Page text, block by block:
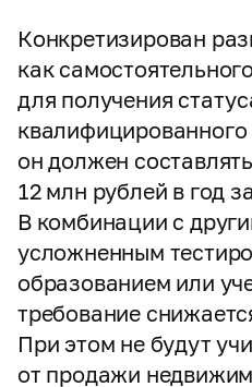
Конкретизирован
как
для получения
квалифицированного
он должен
12 млн рублей в год
В комбинации с
усложненным
образованием или
требование
При этом не будут
от продажи